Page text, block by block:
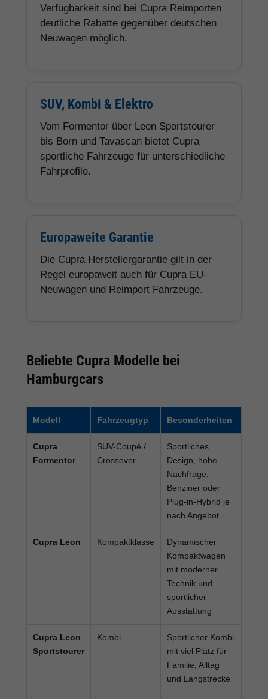
Verfügbarkeit sind bei Cupra Reimporten
deutliche Rabatte gegenüber deutschen
Neuwagen möglich.
SUV, Kombi & Elektro
Vom Formentor über Leon Sportstourer
bis Born und Tavascan bietet Cupra
sportliche Fahrzeuge für unterschiedliche
Fahrprofile.
Europaweite Garantie
Die Cupra Herstellergarantie gilt in der
Regel europaweit auch für Cupra EU-
Neuwagen und Reimport Fahrzeuge.
Beliebte Cupra Modelle bei
Hamburgcars
Modell Fahrzeugtyp Besonderheiten
Cupra
Formentor
SUV-Coupé /
Crossover
Sportliches
Design, hohe
Nachfrage,
Benziner oder
Plug-in-Hybrid je
nach Angebot
Cupra Leon Kompaktklasse
Dynamischer
Kompaktwagen
mit moderner
Technik und
sportlicher
Ausstattung
Cupra Leon
Sportstourer
Kombi
Sportlicher Kombi
mit viel Platz für
Familie, Alltag
und Langstrecke